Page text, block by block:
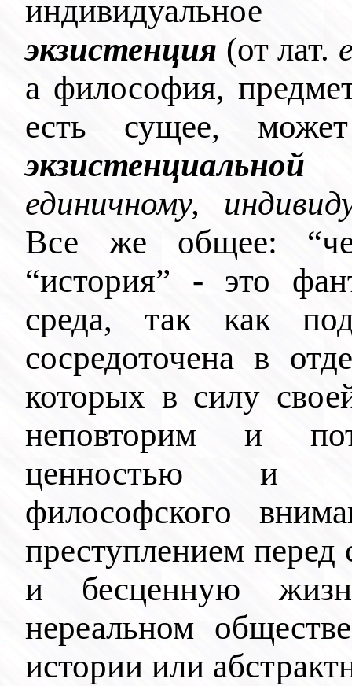
экзистенция (от лат.
а философия,
есть сущее,
экзистенциальной
единичному,
Все же общее:
“история” - это
среда, так как
сосредоточена в
которых в силу
неповторим и
ценностью и
философского
преступлением
и бесценную
нереальном
истории или